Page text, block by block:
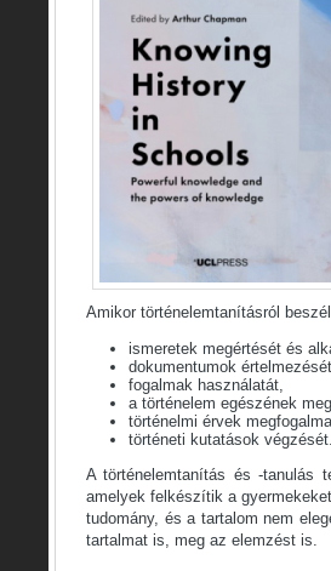
Amikor történelemtanításról
ismeretek megértését és
dokumentumok
fogalmak használatát,
a történelem egészének
történelmi érvek
történeti kutatások végzését.
A történelemtanítás és -tanulás
amelyek felkészítik a
tudomány, és a tartalom nem
tartalmat is, meg az elemzést is.